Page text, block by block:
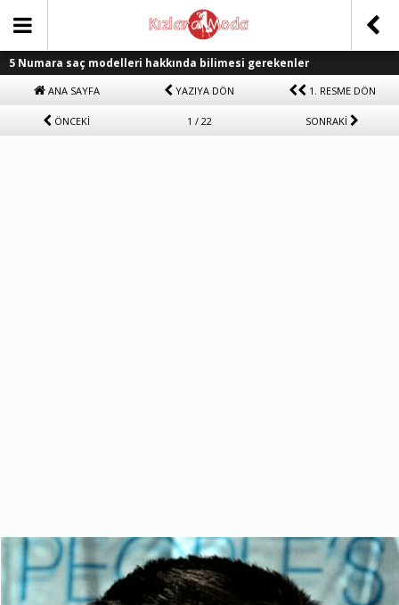
5 Numara saç modelleri hakkında bilimesi gerekenler
ANA SAYFA YAZIYA DÖN 1. RESME DÖN
ÖNCEKİ 1 / 22 SONRAKİ